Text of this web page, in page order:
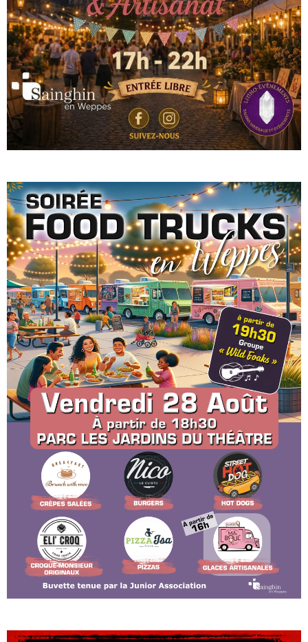
- Délibérations CCAS
- Administration générale
- Documents budgétaires
- - Rapport d'Orientation Budgétaire 2026
- - Rapport d'Orientation budgétaire 2025
- - Rapport d'Orientation budgétaire 2023
- - Rapport d'Orientation budgétaire 2022
- - Rapport d'Orientation budgétaire 2021
- - Rapport d'Orientation Budgétaire 2020
- - Rapport d'Orientation Budgétaire 2018
- - Présentation Débat d'Orientation budgétaire 2018
- - Rapport d'Orientation Budgétaire 2017
- - Note de présentation brève et synthétique du budget
primitif 2017
- - Rapport d'audit financier
Contact